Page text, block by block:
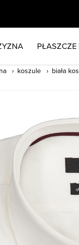
PŁASZCZE
koszule biała